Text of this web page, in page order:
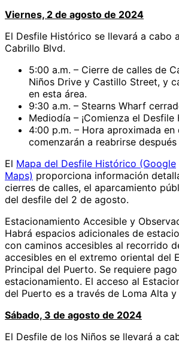
Viernes, 2 de agosto de 2024
El Desfile Histórico se llevará a cabo
Cabrillo Blvd.
5:00 a.m. – Cierre de calles de
Niños Drive y Castillo Street, y
en esta área.
9:30 a.m. – Stearns Wharf
Mediodía – ¡Comienza el Desfile
4:00 p.m. – Hora aproximada en
comenzarán a reabrirse
El Mapa del Desfile Histórico (Google
Maps) proporciona información
cierres de calles, el aparcamiento
del desfile del 2 de agosto.
Estacionamiento Accesible y
Habrá espacios adicionales de
con caminos accesibles al recorrido
accesibles en el extremo oriental del
Principal del Puerto. Se requiere
estacionamiento. El acceso al
del Puerto es a través de Loma Alta y
Sábado, 3 de agosto de 2024
El Desfile de los Niños se llevará a